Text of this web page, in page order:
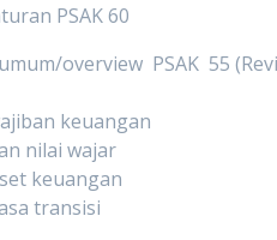
PSAK 60
overview PSAK 55
keuangan
nilai wajar
keuangan
transisi